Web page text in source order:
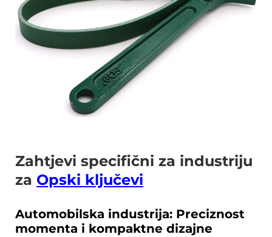
Zahtjevi specifični za industriju
za Opski ključevi
Automobilska industrija: Preciznost
momenta i kompaktne dizajne